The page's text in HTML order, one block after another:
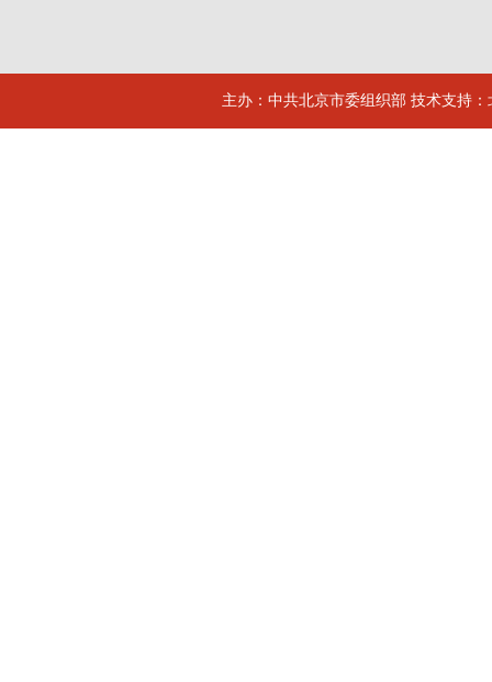
主办：中共北京市委组织部 技术支持